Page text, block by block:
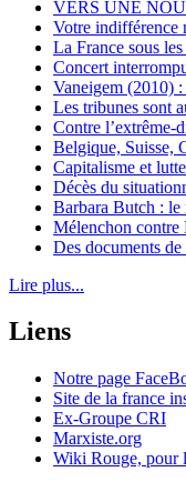
VERS UNE
Votre indifférence
La France sous
Concert
Vaneigem (2010) :
Les tribunes sont
Contre l’extrême-
Belgique, Suisse,
Capitalisme et
Décès du
Barbara Butch : le
Mélenchon contre
Des documents
Lire plus...
Liens
Notre page
Site de la france
Ex-Groupe CRI
Marxiste.org
Wiki Rouge, pour